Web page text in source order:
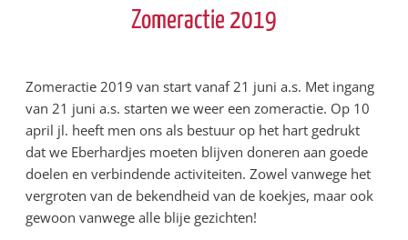
Steunen
Zomeractie 2019
Zomeractie 2019 van start vanaf 21 juni a.s. Met ingang
van 21 juni a.s. starten we weer een zomeractie. Op 10
april jl. heeft men ons als bestuur op het hart gedrukt
dat we Eberhardjes moeten blijven doneren aan goede
doelen en verbindende activiteiten. Zowel vanwege het
vergroten van de bekendheid van de koekjes, maar ook
gewoon vanwege alle blije gezichten!